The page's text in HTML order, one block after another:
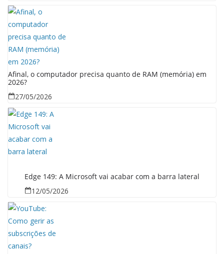
Afinal, o computador precisa quanto de RAM (memória) em
2026?
27/05/2026
Edge 149: A Microsoft vai acabar com a barra lateral
12/05/2026